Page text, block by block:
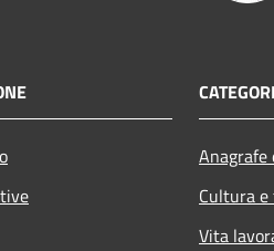
Cultura
Vita